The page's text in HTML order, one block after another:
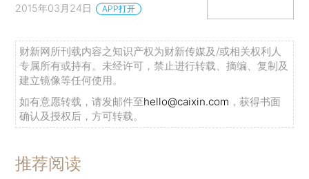
2015年03月24日 APP打开
财新网所刊载内容之知识产权为财新传媒及/或相关权利人
专属所有或持有。未经许可，禁止进行转载、摘编、复制及
建立镜像等任何使用。
如有意愿转载，请发邮件至hello@caixin.com ，获得书面
确认及授权后，方可转载。
推荐阅读